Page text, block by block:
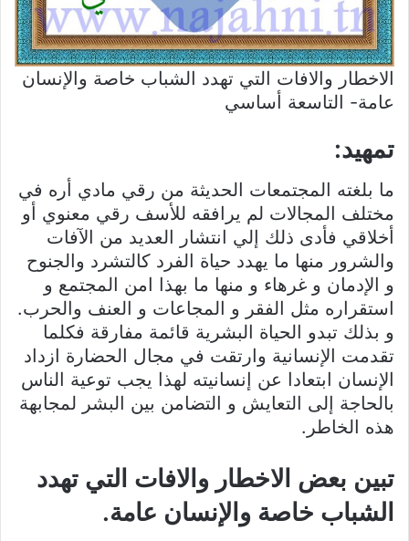
الاخطار والافات التي تهدد الشباب خاصة والإنسان
عامة- التاسعة أساسي
تمهيد:
ما بلغته المجتمعات الحديثة من رقي مادي أره في
مختلف المجالات لم يرافقه للأسف رقي معنوي أو
أخلاقي فأدى ذلك إلي انتشار العديد من الآفات
والشرور منها ما يهدد حياة الفرد كالتشرد والجنوح
و الإدمان و غرهاء و منها ما بهذا امن المجتمع و
استقراره مثل الفقر و المجاعات و العنف والحرب.
و بذلك تبدو الحياة البشرية قائمة مفارقة فكلما
تقدمت الإنسانية وارتقت في مجال الحضارة ازداد
الإنسان ابتعادا عن إنسانيته لهذا يجب توعية الناس
بالحاجة إلى التعايش و التضامن بين البشر لمجابهة
هذه الخاطر.
تبين بعض الاخطار والافات التي تهدد
الشباب خاصة والإنسان عامة.